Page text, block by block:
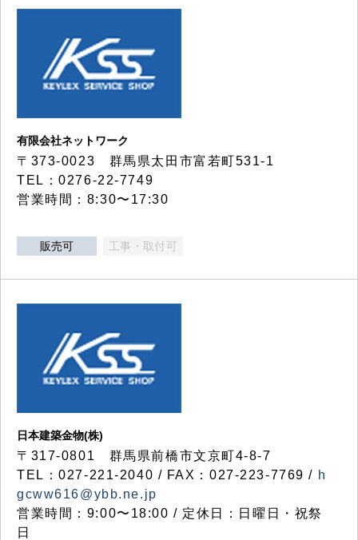
有限会社ネットワーク
〒373-0023 群馬県太田市富若町531-1
TEL：0276-22-7749
営業時間：8:30〜17:30
販売可 工事・取付可
日本建築金物(株)
〒317‐0801 群馬県前橋市文京町4-8-7
TEL：027-221-2040 / FAX：027-223-7769 / h
gcww616@ybb.ne.jp
営業時間：9:00〜18:00 / 定休日：日曜日・祝祭
日